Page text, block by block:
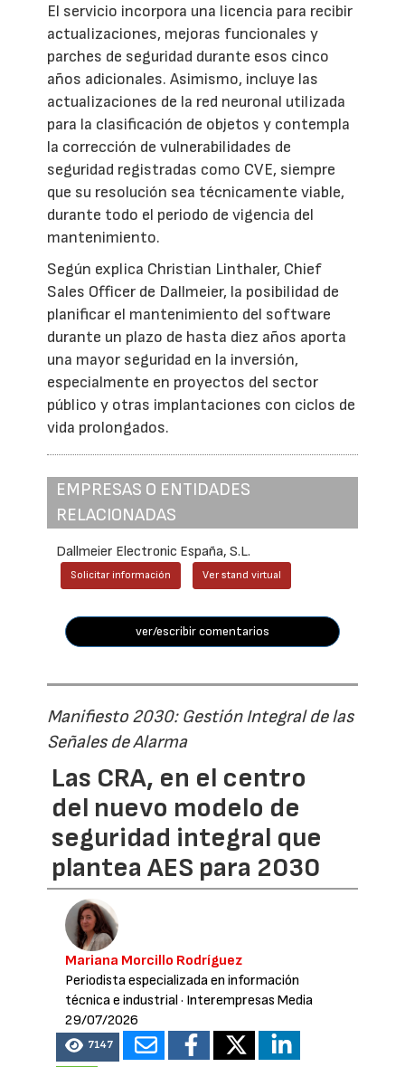
El servicio incorpora una licencia para recibir
actualizaciones, mejoras funcionales y
parches de seguridad durante esos cinco
años adicionales. Asimismo, incluye las
actualizaciones de la red neuronal utilizada
para la clasificación de objetos y contempla
la corrección de vulnerabilidades de
seguridad registradas como CVE, siempre
que su resolución sea técnicamente viable,
durante todo el periodo de vigencia del
mantenimiento.
Según explica Christian Linthaler, Chief
Sales Officer de Dallmeier, la posibilidad de
planificar el mantenimiento del software
durante un plazo de hasta diez años aporta
una mayor seguridad en la inversión,
especialmente en proyectos del sector
público y otras implantaciones con ciclos de
vida prolongados.
EMPRESAS O ENTIDADES
RELACIONADAS
Dallmeier Electronic España, S.L.
Solicitar información Ver stand virtual
ver/escribir comentarios
Manifiesto 2030: Gestión Integral de las
Señales de Alarma
Las CRA, en el centro
del nuevo modelo de
seguridad integral que
plantea AES para 2030
Mariana Morcillo Rodríguez
Periodista especializada en información
técnica e industrial· Interempresas Media
29/07/2026
7147